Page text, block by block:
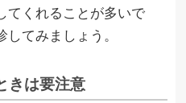
てくれることが多いで
てみましょう。
きは要注意